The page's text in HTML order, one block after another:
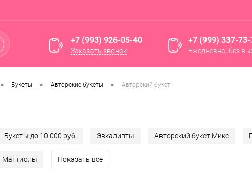
+7 (993) 926-05-40
Заказать звонок
+7 (999) 337-
Ежедневно, без
• Букеты • Авторские букеты • Авторский букет
Букеты до 10 000 руб. Эвкалипты Авторский букет Микс
Маттиолы Показать все